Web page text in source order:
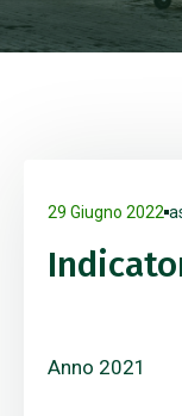
29 Giugno 2022
Anno 2021